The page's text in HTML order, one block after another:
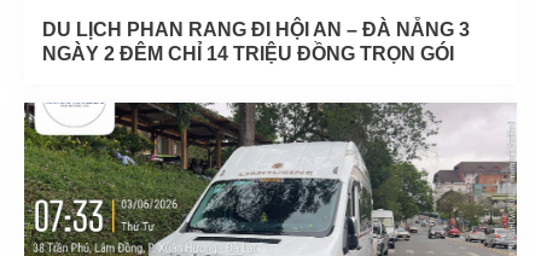
DU LỊCH PHAN RANG ĐI HỘI AN – ĐÀ NẴNG 3
NGÀY 2 ĐÊM CHỈ 14 TRIỆU ĐỒNG TRỌN GÓI